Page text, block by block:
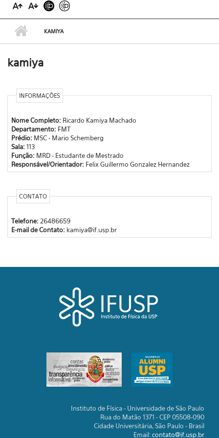
KAMIYA
kamiya
INFORMAÇÕES
Nome Completo: Ricardo Kamiya Machado
Departamento: FMT
Prédio: MSC - Mario Schemberg
Sala: 113
Função: MRD - Estudante de Mestrado
Responsável/Orientador: Felix Guillermo Gonzalez Hernandez
CONTATO
Telefone: 26486659
E-mail de Contato: kamiya@if.usp.br
Instituto de Física - Universidade de São Paulo
Rua do Matão 1371 - CEP 05508-090
Cidade Universitária, São Paulo - Brasil
Email:contato@if.usp.br